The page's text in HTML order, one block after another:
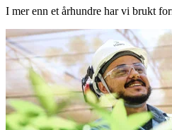
I mer enn et århundre har vi brukt